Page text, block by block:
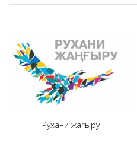
Рухани жаңғыру